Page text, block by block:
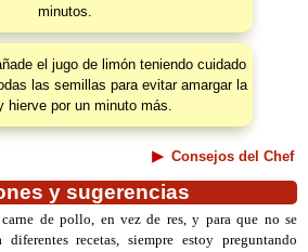
minutos.
el jugo de limón teniendo cuidado
las semillas para evitar amargar la
hierve por un minuto más.
Consejos del Chef
y sugerencias
de pollo, en vez de res, y para que no se
recetas, siempre estoy preguntando